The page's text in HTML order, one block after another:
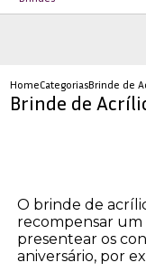
HomeCategoriasBrinde de
Brinde de
O brinde de
recompensar um
presentear os
aniversário, por